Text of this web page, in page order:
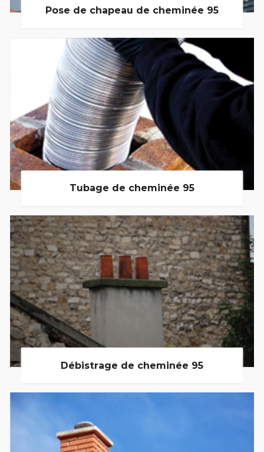
Pose de chapeau de cheminée 95
Tubage de cheminée 95
Débistrage de cheminée 95